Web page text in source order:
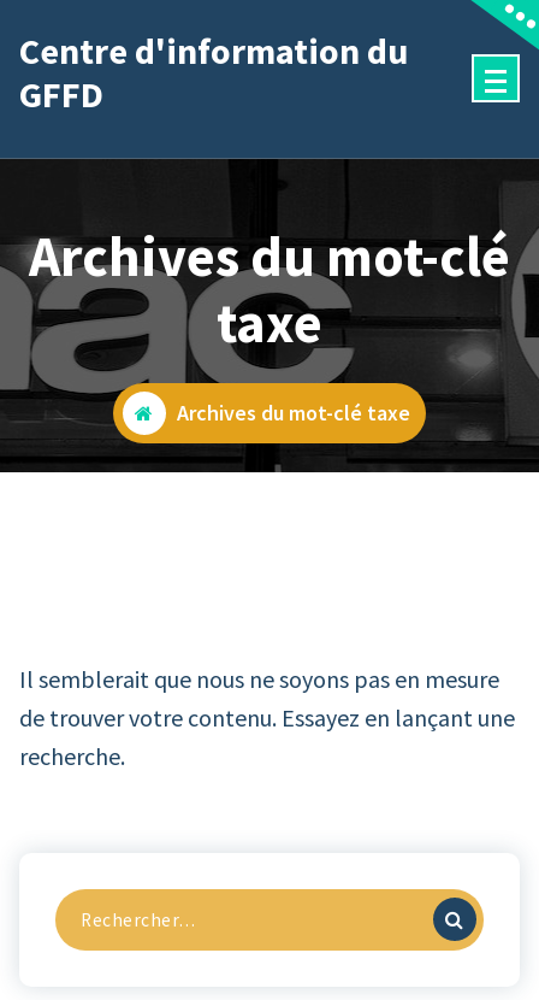
au
contenu
Centre d'information du
GFFD
Archives du mot-clé
taxe
Archives du mot-clé taxe
Il semblerait que nous ne soyons pas en mesure
de trouver votre contenu. Essayez en lançant une
recherche.
Recherche
pour :